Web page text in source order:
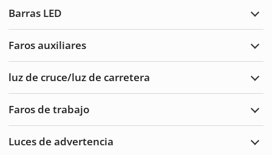
Barras LED
Faros auxiliares
luz de cruce/luz de carretera
Faros de trabajo
Luces de advertencia